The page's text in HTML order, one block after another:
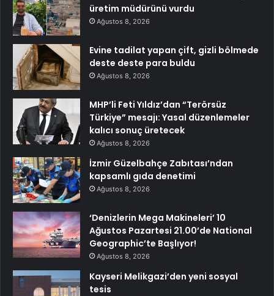
üretim müdürünü vurdu
Ağustos 8, 2026
Evine tadilat yapan çift, gizli bölmede
deste deste para buldu
Ağustos 8, 2026
MHP’li Feti Yıldız’dan “Terörsüz
Türkiye” mesajı: Yasal düzenlemeler
kalıcı sonuç üretecek
Ağustos 8, 2026
İzmir Güzelbahçe Zabıtası’ndan
kapsamlı gıda denetimi
Ağustos 8, 2026
‘Denizlerin Mega Makineleri’ 10
Ağustos Pazartesi 21.00’de National
Geographic’te Başlıyor!
Ağustos 8, 2026
Kayseri Melikgazi’den yeni sosyal
tesis